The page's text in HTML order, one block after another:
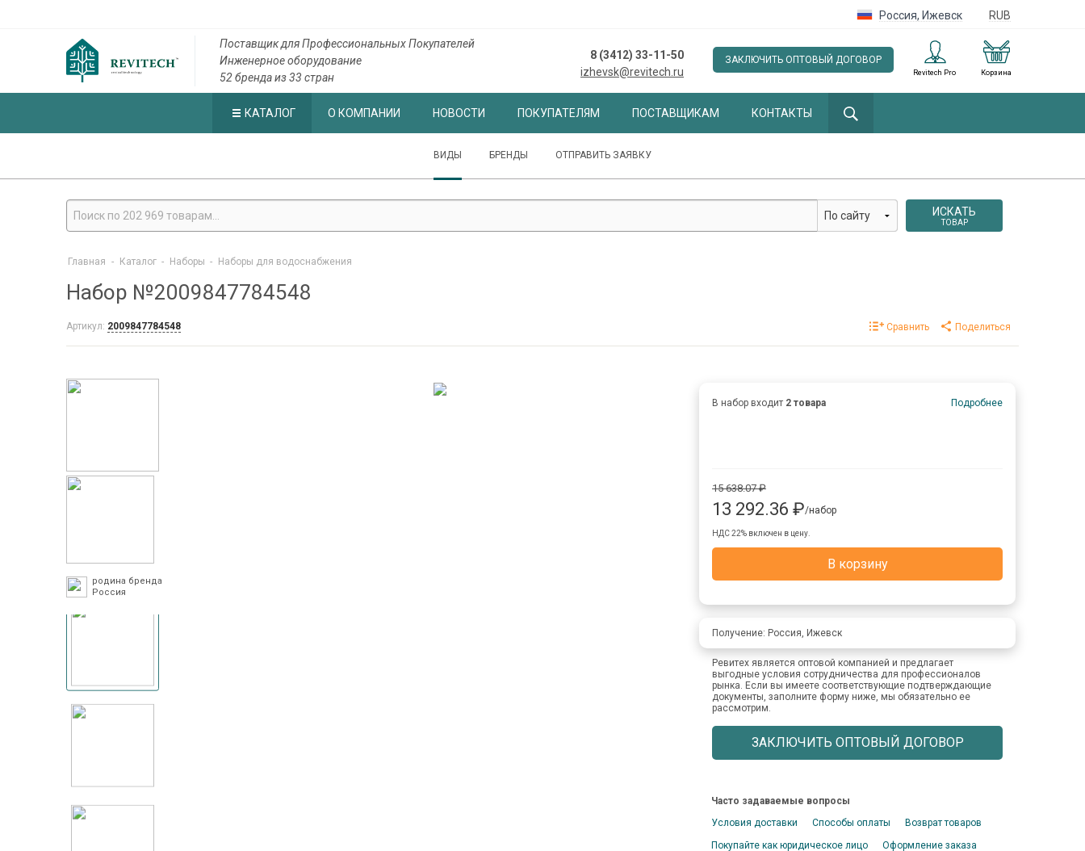
Россия, Ижевск RUB
Корзина
Revitech Pro
ЗАКЛЮЧИТЬ ОПТОВЫЙ ДОГОВОР
8 (3412) 33-11-50
izhevsk@revitech.ru
Поставщик для Профессиональных Покупателей
Инженерное оборудование
52 бренда из 33 стран
КАТАЛОГ О КОМПАНИИ НОВОСТИ ПОКУПАТЕЛЯМ ПОСТАВЩИКАМ КОНТАКТЫ
ВИДЫ БРЕНДЫ ОТПРАВИТЬ ЗАЯВКУ
ИСКАТЬ
ТОВАР
Главная - Каталог - Наборы - Наборы для водоснабжения
Набор №2009847784548
Артикул: 2009847784548 Сравнить Поделиться
родина бренда
Россия
Item
Подробнее
В набор входит 2 товара
15 638.07 ₽
13 292.36 ₽/набор
НДС 22% включен в цену.
В корзину
Получение: Россия, Ижевск
Ревитех является оптовой компанией и предлагает
выгодные условия сотрудничества для профессионалов
рынка. Если вы имеете соответствующие подтверждающие
документы, заполните форму ниже, мы обязательно ее
рассмотрим.
ЗАКЛЮЧИТЬ ОПТОВЫЙ ДОГОВОР
Часто задаваемые вопросы
Условия доставки
Способы оплаты
Возврат товаров
Покупайте как юридическое лицо
Оформление заказа